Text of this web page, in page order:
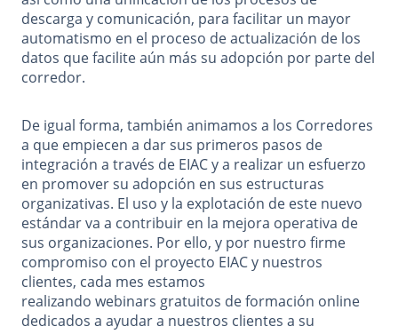
descarga y comunicación, para facilitar un mayor
automatismo en el proceso de actualización de los
datos que facilite aún más su adopción por parte del
corredor.
De igual forma, también animamos a los Corredores
a que empiecen a dar sus primeros pasos de
integración a través de EIAC y a realizar un esfuerzo
en promover su adopción en sus estructuras
organizativas. El uso y la explotación de este nuevo
estándar va a contribuir en la mejora operativa de
sus organizaciones. Por ello, y por nuestro firme
compromiso con el proyecto EIAC y nuestros
clientes, cada mes estamos
realizando webinars gratuitos de formación online
dedicados a ayudar a nuestros clientes a su